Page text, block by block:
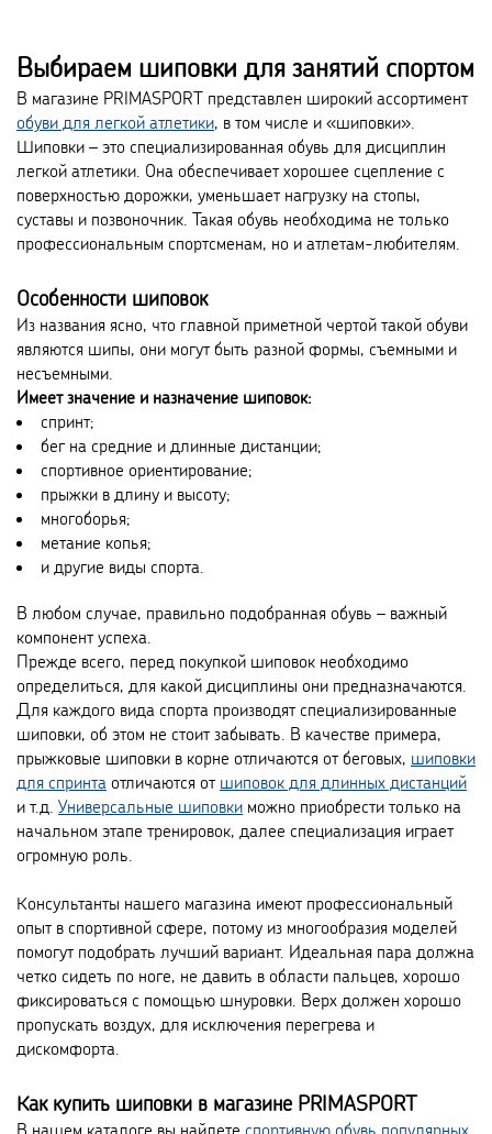
Выбираем шиповки для занятий спортом
В магазине PRIMASPORT представлен широкий ассортимент
обуви для легкой атлетики, в том числе и «шиповки».
Шиповки – это специализированная обувь для дисциплин
легкой атлетики. Она обеспечивает хорошее сцепление с
поверхностью дорожки, уменьшает нагрузку на стопы,
суставы и позвоночник. Такая обувь необходима не только
профессиональным спортсменам, но и атлетам-любителям.
Особенности шиповок
Из названия ясно, что главной приметной чертой такой обуви
являются шипы, они могут быть разной формы, съемными и
несъемными.
Имеет значение и назначение шиповок:
спринт;
бег на средние и длинные дистанции;
спортивное ориентирование;
прыжки в длину и высоту;
многоборья;
метание копья;
и другие виды спорта.
В любом случае, правильно подобранная обувь – важный
компонент успеха.
Прежде всего, перед покупкой шиповок необходимо
определиться, для какой дисциплины они предназначаются.
Для каждого вида спорта производят специализированные
шиповки, об этом не стоит забывать. В качестве примера,
прыжковые шиповки в корне отличаются от беговых, шиповки
для спринта отличаются от шиповок для длинных дистанций
и т.д. Универсальные шиповки можно приобрести только на
начальном этапе тренировок, далее специализация играет
огромную роль.
Консультанты нашего магазина имеют профессиональный
опыт в спортивной сфере, потому из многообразия моделей
помогут подобрать лучший вариант. Идеальная пара должна
четко сидеть по ноге, не давить в области пальцев, хорошо
фиксироваться с помощью шнуровки. Верх должен хорошо
пропускать воздух, для исключения перегрева и
дискомфорта.
Как купить шиповки в магазине PRIMASPORT